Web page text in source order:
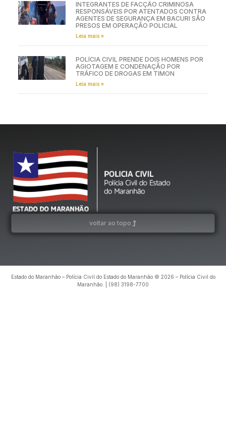
INTEGRANTES DE FACÇÃO CRIMINOSA
RESPONSÁVEIS POR ATENTADOS CONTRA
AGENTES DE SEGURANÇA EM BACURI SÃO
PRESOS EM OPERAÇÃO POLICIAL
Leia mais »
POLÍCIA CIVIL PRENDE DOIS HOMENS POR
AGIOTAGEM E CONDENAÇÃO POR
TRÁFICO DE DROGAS EM TIMON
Leia mais »
voltar ao topo
Estado do Maranhão – Polícia Civil do Estado do Maranhão © 2026 – Polícia Civil do
Maranhão. | (98) 3198-7700